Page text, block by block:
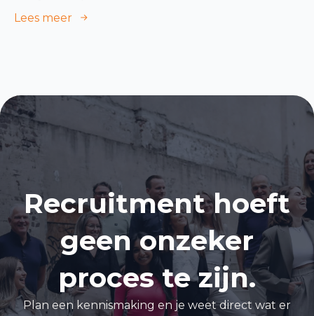
Lees meer
Recruitment hoeft
geen onzeker
proces te zijn.
Plan een kennismaking en je weet direct wat er